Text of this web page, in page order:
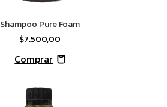
Shampoo Pure Foam
$7.500,00